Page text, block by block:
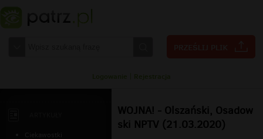
WOJNA! - Olszański, Osadow
ski NPTV (21.03.2020)